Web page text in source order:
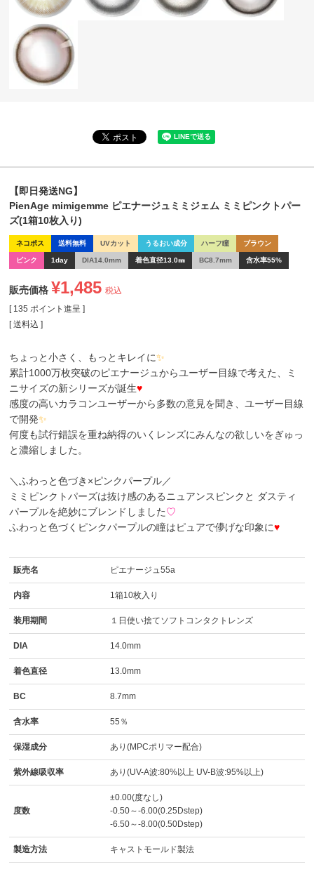
【即日発送NG】
PienAge mimigemme ピエナージュミミジェム ミミピンクトパー
ズ(1箱10枚入り)
ネコポス 送料無料 UVカット うるおい成分 ハーフ瞳 ブラウン
ピンク 1day DIA14.0mm 着色直径13.0㎜ BC8.7mm 含水率55%
販売価格 ¥1,485 税込
[ 135 ポイント進呈 ]
送料込
ちょっと小さく、もっとキレイに✨
累計1000万枚突破のピエナージュからユーザー目線で考えた、ミ
ニサイズの新シリーズが誕生♥
感度の高いカラコンユーザーから多数の意見を聞き、ユーザー目線
で開発✨
何度も試行錯誤を重ね納得のいくレンズにみんなの欲しいをぎゅっ
と濃縮しました。
＼ふわっと色づき×ピンクパープル／
ミミピンクトパーズは抜け感のあるニュアンスピンクと ダスティ
パープルを絶妙にブレンドしました♡
ふわっと色づくピンクパープルの瞳はピュアで儚げな印象に♥
販売名 ピエナージュ55a
内容 1箱10枚入り
装用期間 １日使い捨てソフトコンタクトレンズ
DIA 14.0mm
着色直径 13.0mm
BC 8.7mm
含水率 55％
保湿成分 あり(MPCポリマー配合)
紫外線吸収率 あり(UV-A波:80%以上 UV-B波:95%以上)
度数
±0.00(度なし)
-0.50～-6.00(0.25Dstep)
-6.50～-8.00(0.50Dstep)
製造方法 キャストモールド製法